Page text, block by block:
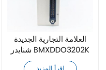
العلامة التجارية الجديدة
شنايدر BMXDDO3202K
وحدة الإخراج المنفصلة